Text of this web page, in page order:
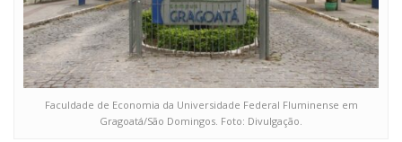
Faculdade de Economia da Universidade Federal Fluminense em
Gragoatá/São Domingos. Foto: Divulgação.